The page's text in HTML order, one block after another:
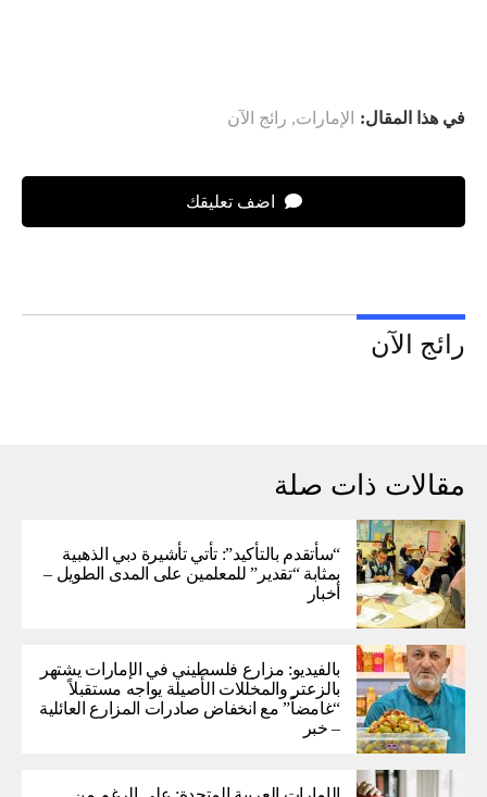
في هذا المقال: الإمارات, رائج الآن
اضف تعليقك
رائج الآن
مقالات ذات صلة
“سأتقدم بالتأكيد”: تأتي تأشيرة دبي الذهبية
بمثابة “تقدير” للمعلمين على المدى الطويل –
أخبار
بالفيديو: مزارع فلسطيني في الإمارات يشتهر
بالزعتر والمخللات الأصيلة يواجه مستقبلاً
“غامضاً” ​​مع انخفاض صادرات المزارع العائلية
– خبر